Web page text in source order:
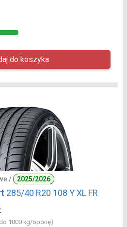
/ 2025/2026
285/40 R20 108 Y XL FR
1000 kg/oponę)